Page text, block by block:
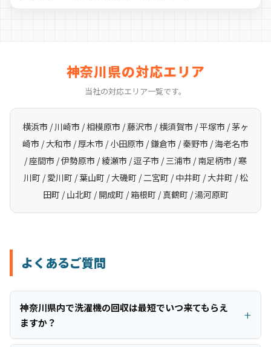
神奈川県の対応エリア
当社の対応エリア一覧です。
横浜市 / 川崎市 / 相模原市 / 藤沢市 / 横須賀市 / 平塚市 / 茅ヶ
崎市 / 大和市 / 厚木市 / 小田原市 / 鎌倉市 / 秦野市 / 海老名市
/ 座間市 / 伊勢原市 / 綾瀬市 / 逗子市 / 三浦市 / 南足柄市 / 寒
川町 / 愛川町 / 葉山町 / 大磯町 / 二宮町 / 中井町 / 大井町 / 松
田町 / 山北町 / 開成町 / 箱根町 / 真鶴町 / 湯河原町
よくあるご質問
神奈川県内で洗濯機の回収は最短でいつ来てもらえ
ますか？